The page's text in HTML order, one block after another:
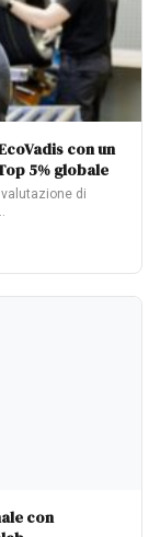
con un
5% globale
di
con